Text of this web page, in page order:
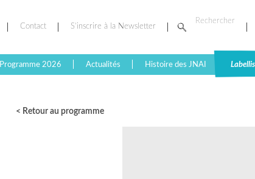
Contact S’inscrire à la Newsletter
Programme 2026 Actualités Histoire des JNAI
< Retour au programme